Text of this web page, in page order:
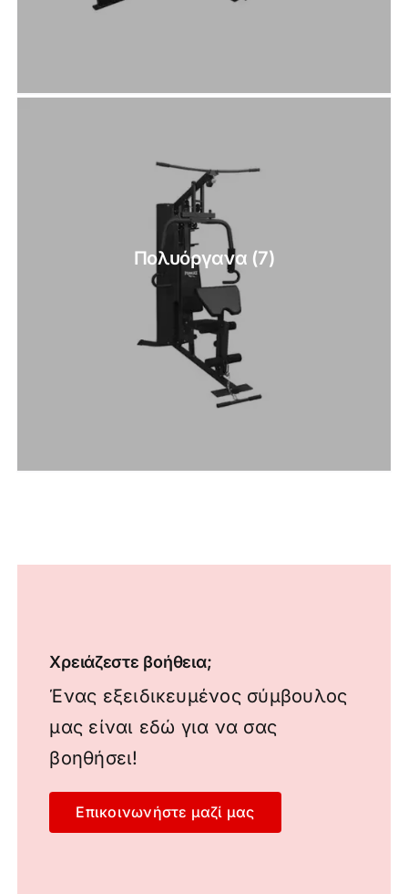
Πολυόργανα (7)
Χρειάζεστε βοήθεια;
Ένας εξειδικευμένος σύμβουλος
μας είναι εδώ για να σας
βοηθήσει!
Επικοινωνήστε μαζί μας